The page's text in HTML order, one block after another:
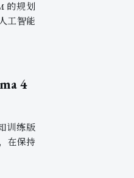
的规划
工智能
4
训练版
在保持